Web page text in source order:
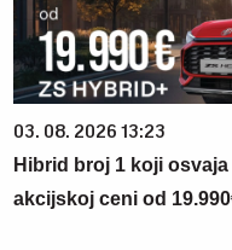
03. 08. 2026 13:23
Hibrid broj 1 koji
akcijskoj ceni od